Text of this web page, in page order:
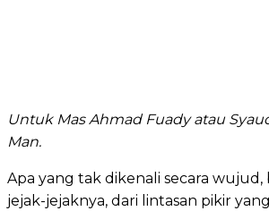
Untuk Mas Ahmad Fuady atau
Man.
Apa yang tak dikenali secara wujud,
jejak-jejaknya, dari lintasan pikir